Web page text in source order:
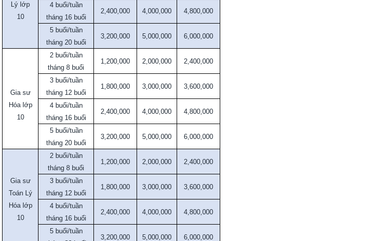
Lý lớp
10
4 buổi/tuần
tháng 16 buổi
2,400,000 4,000,000 4,800,000
5 buổi/tuần
tháng 20 buổi
3,200,000 5,000,000 6,000,000
Gia sư
Hóa lớp
10
2 buổi/tuần
tháng 8 buổi
1,200,000 2,000,000 2,400,000
3 buổi/tuần
tháng 12 buổi
1,800,000 3,000,000 3,600,000
4 buổi/tuần
tháng 16 buổi
2,400,000 4,000,000 4,800,000
5 buổi/tuần
tháng 20 buổi
3,200,000 5,000,000 6,000,000
Gia sư
Toán Lý
Hóa lớp
10
2 buổi/tuần
tháng 8 buổi
1,200,000 2,000,000 2,400,000
3 buổi/tuần
tháng 12 buổi
1,800,000 3,000,000 3,600,000
4 buổi/tuần
tháng 16 buổi
2,400,000 4,000,000 4,800,000
5 buổi/tuần
3,200,000 5,000,000 6,000,000